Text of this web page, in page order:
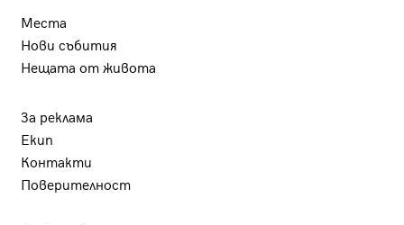
Места
Нови събития
Нещата от живота
За реклама
Екип
Контакти
Поверителност